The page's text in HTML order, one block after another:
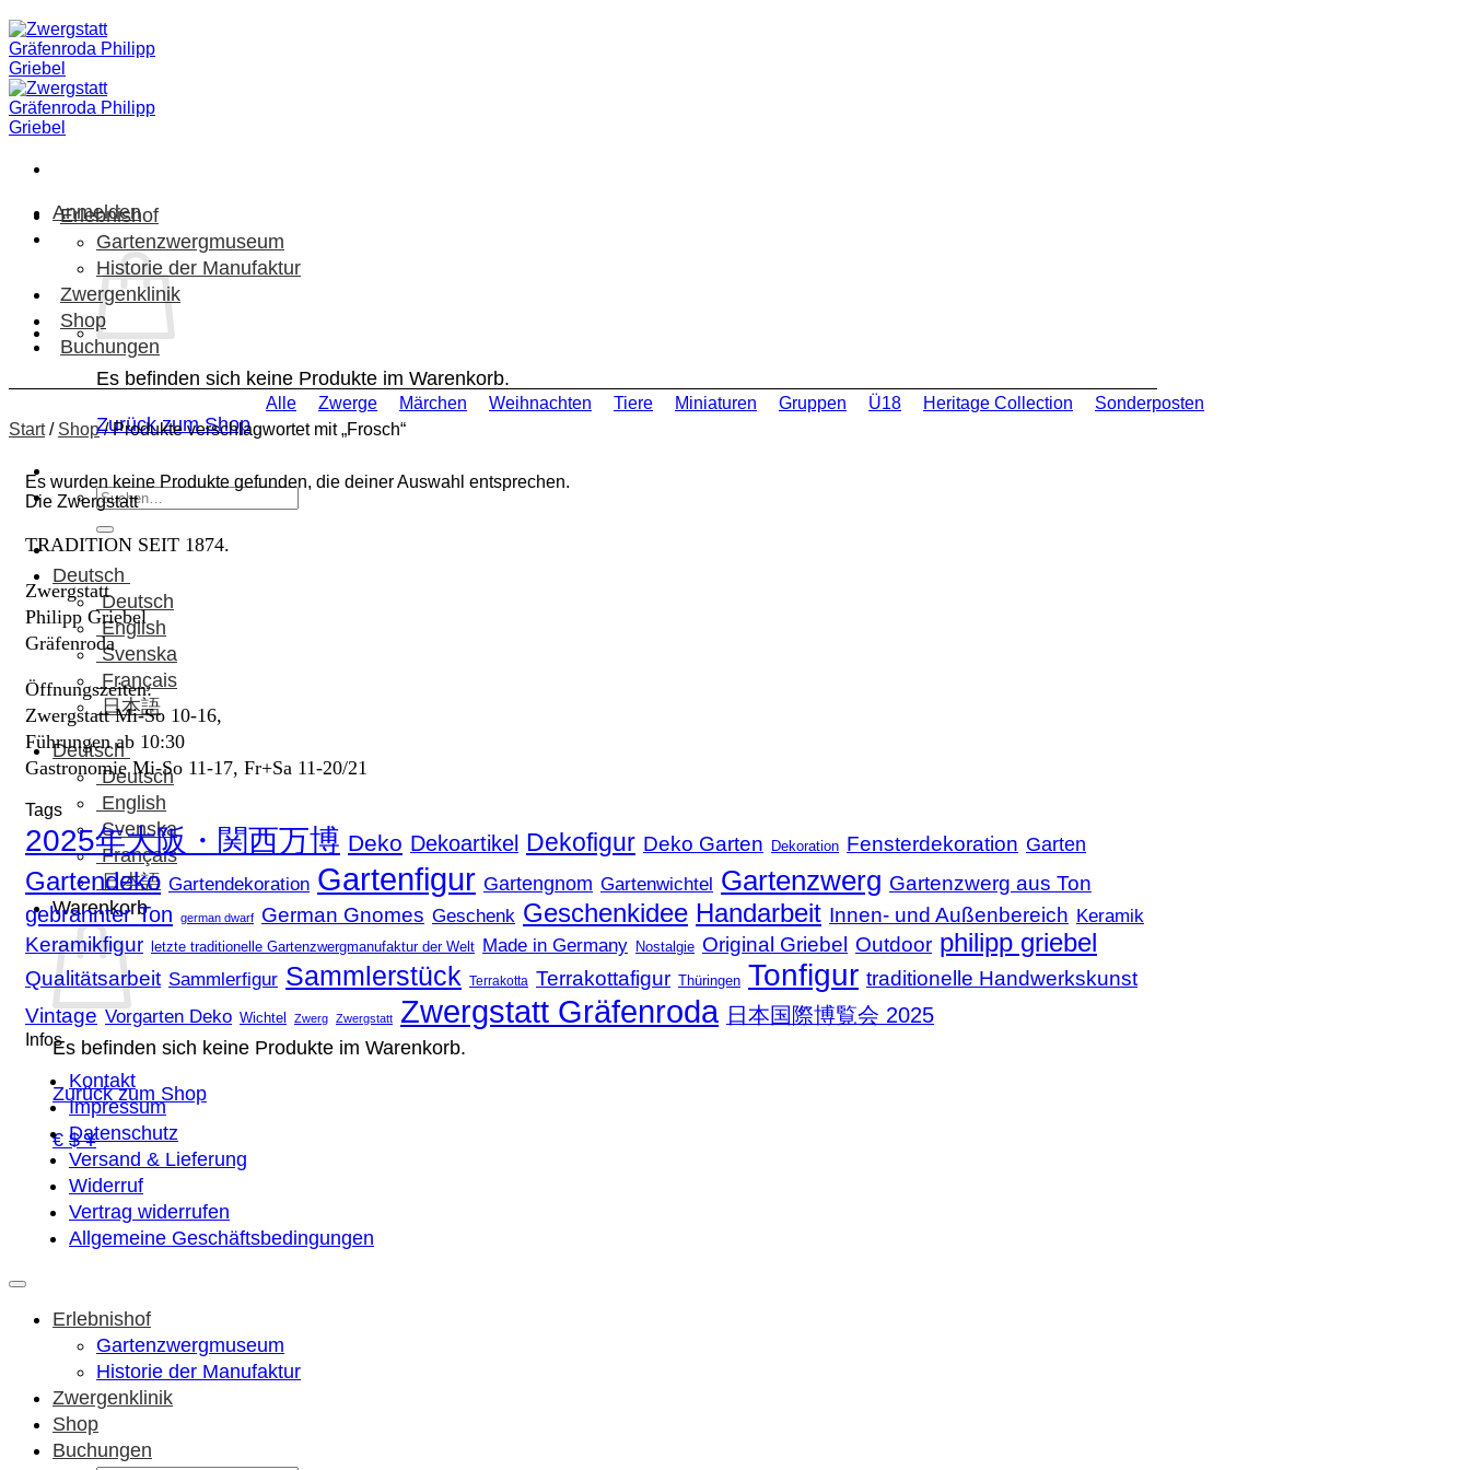
Zum
Inhalt
springen
Anmelden
Es befinden sich keine Produkte im Warenkorb.
Zurück zum Shop
Suchen
nach:
Deutsch
Deutsch
English
Svenska
Français
日本語
Deutsch
Deutsch
English
Svenska
Français
日本語
Warenkorb
Es befinden sich keine Produkte im Warenkorb.
Zurück zum Shop
€ $ ¥
Erlebnishof
Gartenzwergmuseum
Historie der Manufaktur
Zwergenklinik
Shop
Buchungen
Alle Zwerge Märchen Weihnachten Tiere Miniaturen Gruppen Ü18 Heritage Collection
Sonderposten
Start / Shop /Produkte verschlagwortet mit „Frosch“
Es wurden keine Produkte gefunden, die deiner Auswahl entsprechen.
Die Zwergstatt
TRADITION SEIT 1874.
Zwergstatt
Philipp Griebel
Gräfenroda
Öffnungszeiten:
Zwergstatt Mi-So 10-16,
Führungen ab 10:30
Gastronomie Mi-So 11-17, Fr+Sa 11-20/21
Tags
2025年大阪・関西万博 Deko Dekoartikel Dekofigur Deko Garten Dekoration Fensterdekoration Garten
Gartendeko Gartendekoration Gartenfigur Gartengnom Gartenwichtel Gartenzwerg Gartenzwerg aus Ton
gebrannter Ton german dwarf German Gnomes Geschenk Geschenkidee Handarbeit Innen- und Außenbereich Keramik
Keramikfigur letzte traditionelle Gartenzwergmanufaktur der Welt Made in Germany Nostalgie Original Griebel Outdoor philipp griebel
Qualitätsarbeit Sammlerfigur Sammlerstück Terrakotta Terrakottafigur Thüringen Tonfigur traditionelle Handwerkskunst
Vintage Vorgarten Deko Wichtel Zwerg Zwergstatt Zwergstatt Gräfenroda 日本国際博覧会 2025
Infos
Kontakt
Impressum
Datenschutz
Versand & Lieferung
Widerruf
Vertrag widerrufen
Allgemeine Geschäftsbedingungen
Erlebnishof
Gartenzwergmuseum
Historie der Manufaktur
Zwergenklinik
Shop
Buchungen